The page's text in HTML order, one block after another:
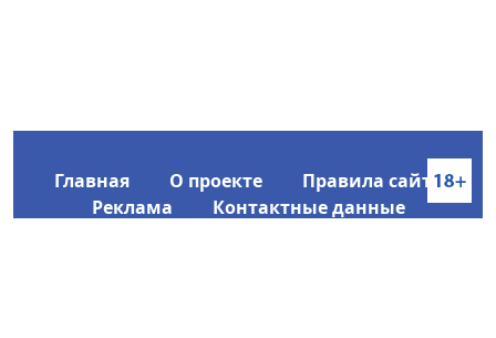
Главная О проекте
Правила сайта
Реклама
Контактные данные